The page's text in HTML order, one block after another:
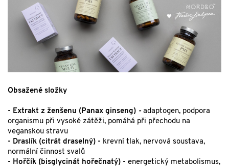
Obsažené složky
- Extrakt z ženšenu (Panax ginseng) - adaptogen, podpora
organismu při vysoké zátěži, pomáhá při přechodu na
veganskou stravu
- Draslík (citrát draselný) - krevní tlak, nervová soustava,
normální činnost svalů
- Hořčík (bisglycinát hořečnatý) - energetický metabolismus,